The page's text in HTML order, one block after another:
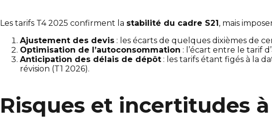
Les tarifs T4 2025 confirment la stabilité du cadre S21, mais
Ajustement des devis : les écarts de quelques dixièmes de
Optimisation de l’autoconsommation : l’écart entre le tarif
Anticipation des délais de dépôt : les tarifs étant figés à la
révision (T1 2026).
Risques et incertitudes